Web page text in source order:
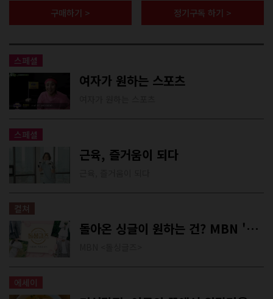
구매하기 > 정기구독 하기 >
스페셜
여자가 원하는 스포츠
스페셜
근육, 즐거움이 되다
컬쳐
돌아온 싱글이 원하는 건? MBN '돌싱글즈'
에세이